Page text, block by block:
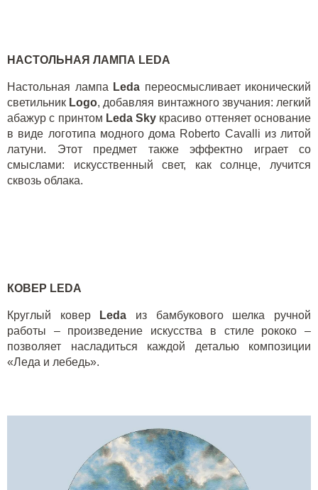
НАСТОЛЬНАЯ ЛАМПА LEDA
Настольная лампа Leda переосмысливает иконический
светильник Logo, добавляя винтажного звучания: легкий
абажур с принтом Leda Sky красиво оттеняет основание
в виде логотипа модного дома Roberto Cavalli из литой
латуни. Этот предмет также эффектно играет со
смыслами: искусственный свет, как солнце, лучится
сквозь облака.
КОВЕР LEDA
Круглый ковер Leda из бамбукового шелка ручной
работы – произведение искусства в стиле рококо –
позволяет насладиться каждой деталью композиции
«Леда и лебедь».